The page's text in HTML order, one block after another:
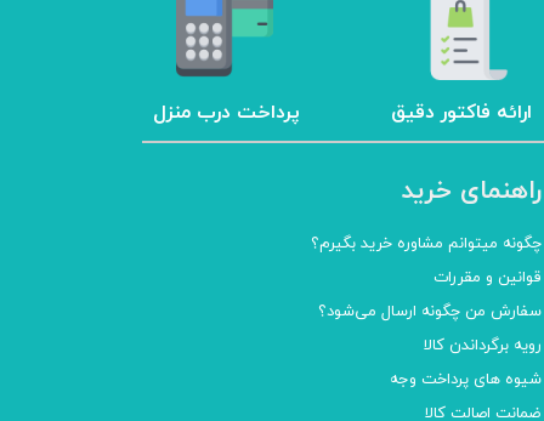
ارائه فاکتور دقیق پرداخت درب منزل
راهنمای خرید
چگونه میتوانم مشاوره خرید بگیرم؟
قوانین و مقررات
سفارش من چگونه ارسال می‌شود؟
رویه برگرداندن کالا
شیوه های پرداخت وجه
ضمانت اصالت کالا